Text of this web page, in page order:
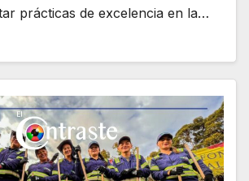
prácticas de excelencia en la…